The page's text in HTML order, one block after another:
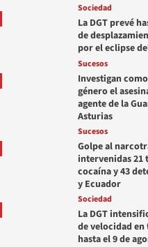
Sociedad
La DGT prevé
de
por el eclipse
Sucesos
Investigan
género el
agente de la
Asturias
Sucesos
Golpe al
intervenidas 21
cocaína y 43
y Ecuador
Sociedad
La DGT
de velocidad en
hasta el 9 de